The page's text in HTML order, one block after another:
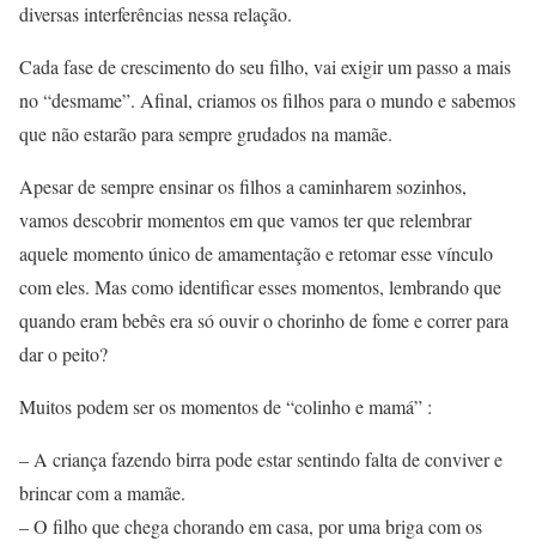
diversas interferências nessa relação.
Cada fase de crescimento do seu filho, vai exigir um passo a mais
no “desmame”. Afinal, criamos os filhos para o mundo e sabemos
que não estarão para sempre grudados na mamãe.
Apesar de sempre ensinar os filhos a caminharem sozinhos,
vamos descobrir momentos em que vamos ter que relembrar
aquele momento único de amamentação e retomar esse vínculo
com eles. Mas como identificar esses momentos, lembrando que
quando eram bebês era só ouvir o chorinho de fome e correr para
dar o peito?
Muitos podem ser os momentos de “colinho e mamá” :
– A criança fazendo birra pode estar sentindo falta de conviver e
brincar com a mamãe.
– O filho que chega chorando em casa, por uma briga com os